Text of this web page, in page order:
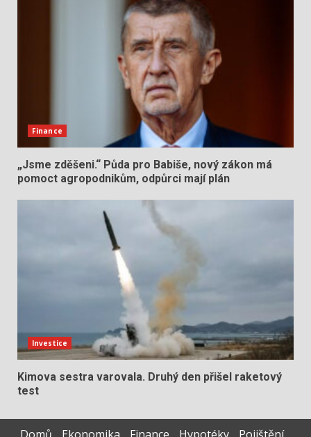
Finance
„Jsme zděšeni.“ Půda pro Babiše, nový zákon má
pomoct agropodnikům, odpůrci mají plán
Investice
Kimova sestra varovala. Druhý den přišel raketový
test